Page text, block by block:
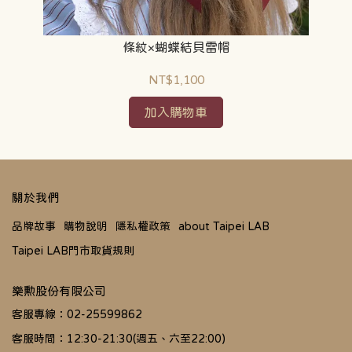
條紋×蝴蝶結貝雷帽
NT$1,100
加入購物車
關於我們
品牌故事 購物說明 隱私權政策
about Taipei LAB
Taipei LAB門市取貨規則
樂勲股份有限公司
客服專線：02-25599862
客服時間：12:30-21:30(週五、六至22:00)